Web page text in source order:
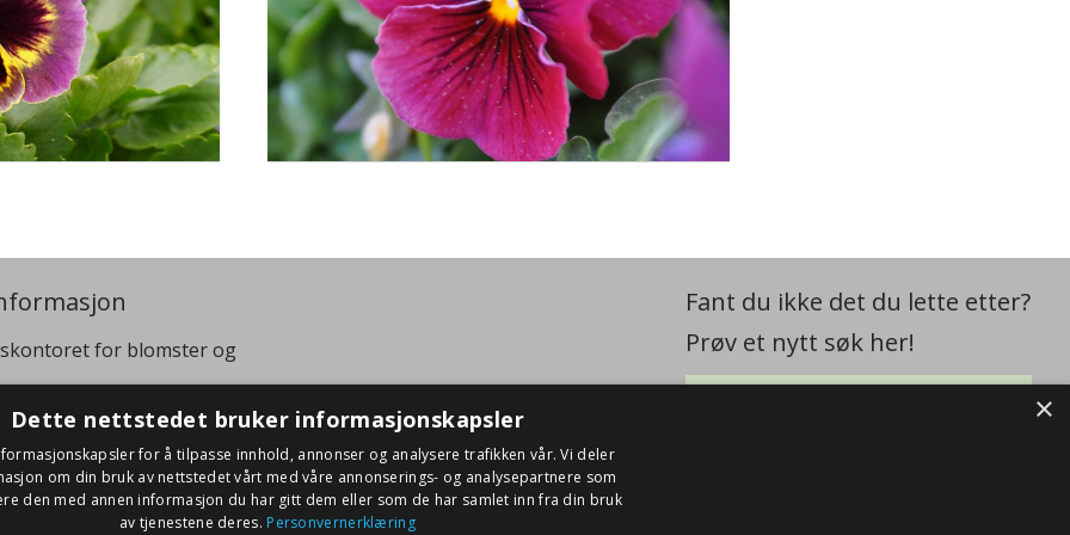
for blomster og
+47 40 07 99 95
Fant du ikke det du lette etter?
Prøv et nytt søk her!
idium WordPress
×
Dette nettstedet bruker informasjonskapsler
for å tilpasse innhold, annonser og analysere trafikken vår. Vi deler
om din bruk av nettstedet vårt med våre annonserings- og analysepartnere som
den med annen informasjon du har gitt dem eller som de har samlet inn fra din bruk
av tjenestene deres. Personvernerklæring